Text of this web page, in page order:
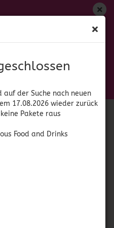
auf der Suche nach neuen
17.08.2026 wieder zurück
Pakete raus
Food and Drinks
Pakete raus
and Drinks